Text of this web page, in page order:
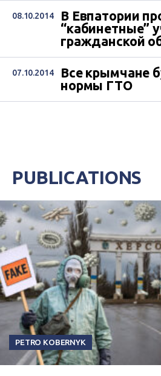
08.10.2014
В Евпатории
“кабинетные”
гражданской
07.10.2014
Все крымчане
нормы ГТО
PUBLICATIONS
PETRO KOBERNYK